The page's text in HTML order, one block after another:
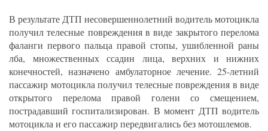
В результате ДТП несовершеннолетний водитель мотоцикла
получил телесные повреждения в виде закрытого перелома
фаланги первого пальца правой стопы, ушибленной раны
лба, множественных ссадин лица, верхних и нижних
конечностей, назначено амбулаторное лечение. 25-летний
пассажир мотоцикла получил телесные повреждения в виде
открытого перелома правой голени со смещением,
пострадавший госпитализирован. В момент ДТП водитель
мотоцикла и его пассажир передвигались без мотошлемов.